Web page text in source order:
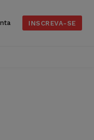
INSCREVA-SE